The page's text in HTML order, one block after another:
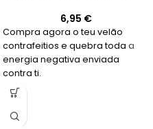
6,95 €
Compra agora o teu velão
contrafeitios e quebra toda a
energia negativa enviada
contra ti.